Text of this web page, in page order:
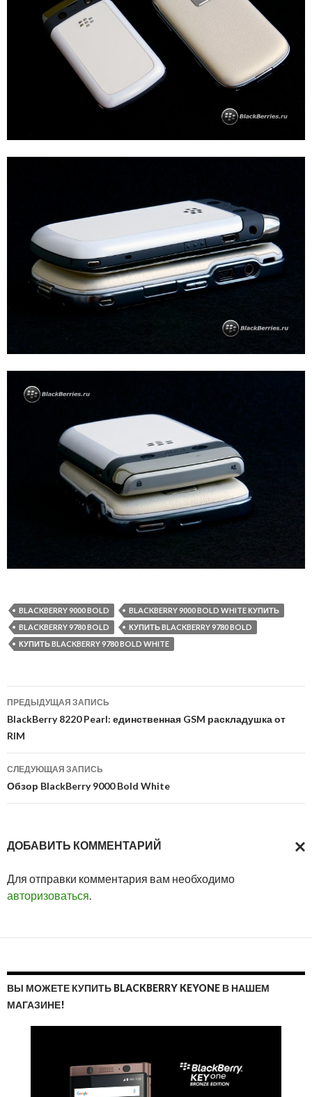
BLACKBERRY 9000 BOLD
BLACKBERRY 9000 BOLD WHITE КУПИТЬ
BLACKBERRY 9780 BOLD
КУПИТЬ BLACKBERRY 9780 BOLD
КУПИТЬ BLACKBERRY 9780 BOLD WHITE
Навигация
по
записям
ПРЕДЫДУЩАЯ ЗАПИСЬ
BlackBerry 8220 Pearl: единственная GSM раскладушка от
RIM
СЛЕДУЮЩАЯ ЗАПИСЬ
Обзор BlackBerry 9000 Bold White
ДОБАВИТЬ КОММЕНТАРИЙ
Для отправки комментария вам необходимо
авторизоваться.
ВЫ МОЖЕТЕ КУПИТЬ BLACKBERRY KEYONE В НАШЕМ
МАГАЗИНЕ!